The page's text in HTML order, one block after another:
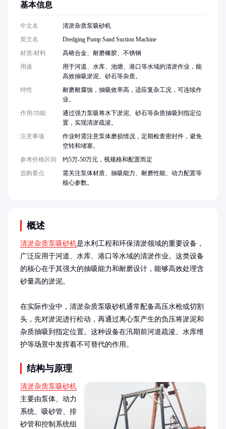
概述
清淤杂质泵吸砂机是水利工程和环保清淤领域的重要设备，
广泛应用于河道、水库、港口等水域的清淤作业。这类设备
的核心在于其强大的抽吸能力和耐磨设计，能够高效处理含
砂量高的淤泥。
在实际作业中，清淤杂质泵吸砂机通常配备高压水枪或切割
头，先对淤泥进行松动，再通过离心泵产生的负压将淤泥和
杂质抽吸到指定位置。这种设备在汛期前河道疏浚、水库维
护等场景中发挥着不可替代的作用。
结构与原理
清淤杂质泵吸砂机
主要由泵体、动力
系统、吸砂管、排
砂管和控制系统组
基本信息
中文名
清淤杂质泵吸砂机
英文名
Dredging Pump Sand Suction Machine
材质/材料
高铬合金、耐磨橡胶、不锈钢
用途
用于河道、水库、池塘、港口等水域的清淤作业，能
高效抽吸淤泥、砂石等杂质。
特性
耐磨耐腐蚀，抽吸效率高，适应复杂工况，可连续作
业。
作用/功能
通过强力泵吸将水下淤泥、砂石等杂质抽吸到指定位
置，实现清淤疏浚。
注意事项
作业时需注意泵体磨损情况，定期检查密封件，避免
空转和堵塞。
参考价格区间
约5万-50万元，视规格和配置而定
选购要点
需关注泵体材质、抽吸能力、耐磨性能、动力配置等
核心参数。